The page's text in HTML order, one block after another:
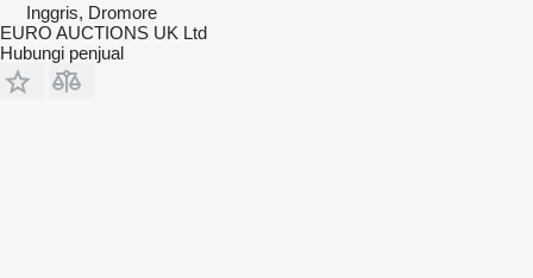
Inggris, Dromore
EURO AUCTIONS UK Ltd
Hubungi penjual